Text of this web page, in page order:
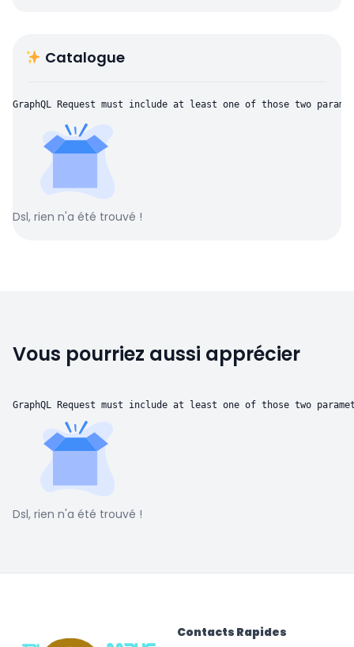
Catalogue
GraphQL Request must include at least one of those two
Dsl, rien n'a été trouvé !
Vous pourriez aussi apprécier
GraphQL Request must include at least one of those two
Dsl, rien n'a été trouvé !
Contacts Rapides